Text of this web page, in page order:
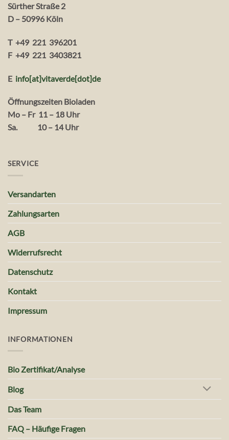
Sürther Straße 2
D – 50996 Köln
T +49 221 396201
F +49 221 3403821
E info[at]vitaverde[dot]de
Öffnungszeiten Bioladen
Mo – Fr 11 – 18 Uhr
Sa. 10 – 14 Uhr
SERVICE
Versandarten
Zahlungsarten
AGB
Widerrufsrecht
Datenschutz
Kontakt
Impressum
INFORMATIONEN
Bio Zertifikat/Analyse
Blog
Das Team
FAQ – Häufige Fragen